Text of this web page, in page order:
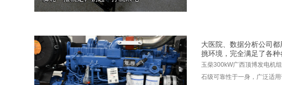
大医院、数据分析公司
挑环境，完全满足了各
玉柴300kW广西顶博发电机
石级可靠性于一身，广泛适